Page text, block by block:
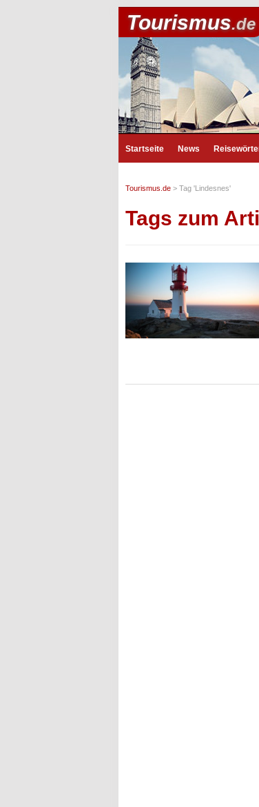
Tourismus.de
Startseite News
Tourismus.de > Tag 'Lindesnes'
Tags zum